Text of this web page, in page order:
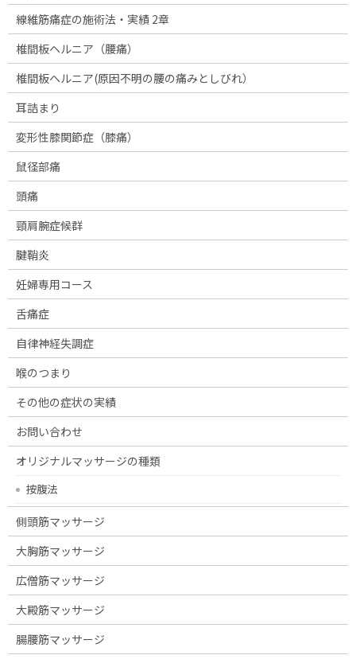
線維筋痛症の施術法・実績 2章
椎間板ヘルニア（腰痛）
椎間板ヘルニア(原因不明の腰の痛みとしびれ）
耳詰まり
変形性膝関節症（膝痛）
鼠径部痛
頭痛
頸肩腕症候群
腱鞘炎
妊婦専用コース
舌痛症
自律神経失調症
喉のつまり
その他の症状の実績
お問い合わせ
オリジナルマッサージの種類
按腹法
側頭筋マッサージ
大胸筋マッサージ
広僧筋マッサージ
大殿筋マッサージ
腸腰筋マッサージ